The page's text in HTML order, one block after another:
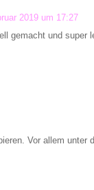
2019 um 17:27
gemacht und super
Vor allem unter